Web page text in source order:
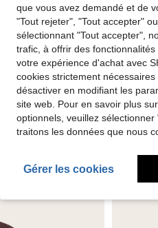
Voir Plus D'avis
que vous avez demandé et de
"Tout rejeter", "Tout accepter"
sélectionnant "Tout accepter",
trafic, à offrir des
votre expérience d'achat avec
cookies strictement
désactiver en modifiant les
site web. Pour en savoir plus
optionnels, veuillez
traitons les données que nous
Gérer les cookies